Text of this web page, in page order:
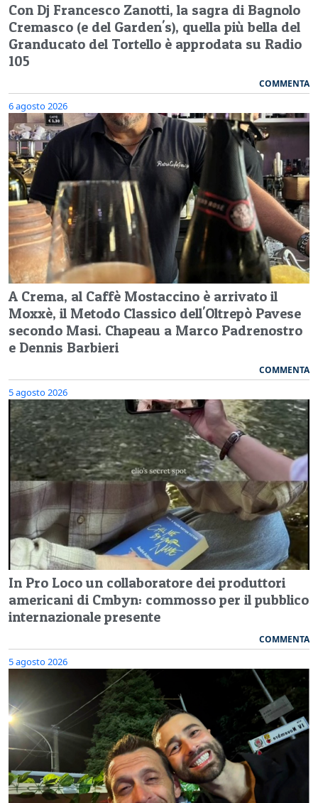
Con Dj Francesco Zanotti, la sagra di Bagnolo
Cremasco (e del Garden's), quella più bella del
Granducato del Tortello è approdata su Radio
105
COMMENTA
6 agosto 2026
A Crema, al Caffè Mostaccino è arrivato il
Moxxè, il Metodo Classico dell'Oltrepò Pavese
secondo Masi. Chapeau a Marco Padrenostro
e Dennis Barbieri
COMMENTA
5 agosto 2026
In Pro Loco un collaboratore dei produttori
americani di Cmbyn: commosso per il pubblico
internazionale presente
COMMENTA
5 agosto 2026